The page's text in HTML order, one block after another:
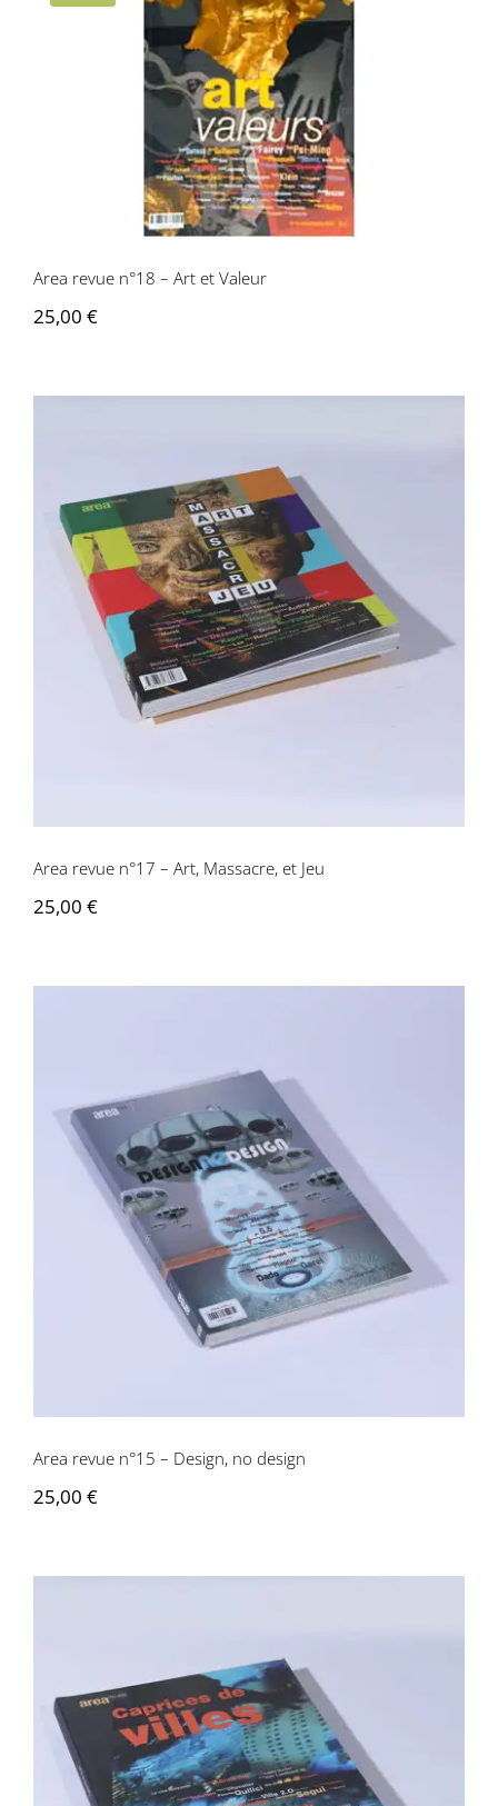
Area revue n°18 – Art et Valeur
Area revue n°18 – Art et Valeur
25,00 €
Area revue n°17 – Art, Massacre, et Jeu
Area revue n°17 – Art, Massacre, et Jeu
25,00 €
Area revue n°15 – Design, no design
Area revue n°15 – Design, no design
25,00 €
Area revue n°16 – Caprices des villes